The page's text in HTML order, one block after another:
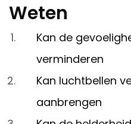
Weten
Kan de
verminderen
Kan luchtbellen
aanbrengen